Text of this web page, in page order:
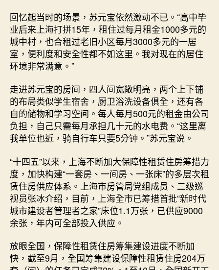
回忆起当时的场景，苏元宝依然激动不已。“高中毕
业后来上海打拼15年，租住过每月租金1000多元的
城中村，也合租过老旧小区每月3000多元的一居
室，便利度和安全性都不如这里。我对现在的居住
环境非常满意。”
走进苏元宝的房间，四人间宽敞明亮，两个上下铺
的布局类似学生宿舍，厨卫浴洗设备俱全，还有各
自的储物和学习空间。每人每月500元的租金由公司
负担，自己只需每月承担几十元的水电费。“这里离
我单位也近，骑自行车只要5分钟。”苏元宝说。
“十四五”以来，上海不断加大保障性租赁住房筹措力
度，加快构建“一套房、一间房、一张床”的多层次租
赁住房供应体系。上海市房管局党组成员、二级巡
视员张冰介绍，目前，上海全市已筹措首批“新时代
城市建设者管理者之家”床位1.1万张，已供应9000
余张，年内可全部投入供应。
放眼全国，保障性租赁住房筹集建设进度不断加
快，截至9月，全国筹集建设保障性租赁住房204万